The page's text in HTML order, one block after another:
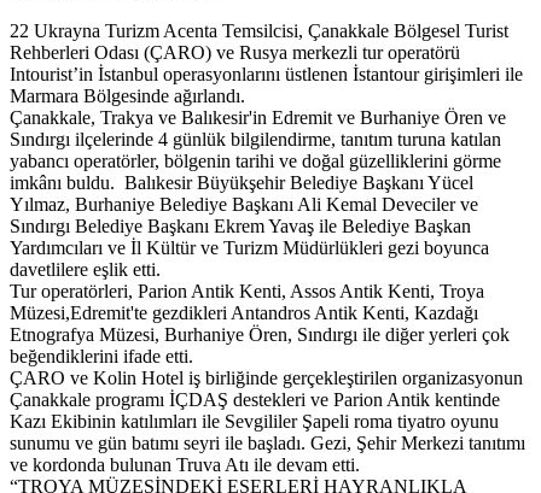
22 Ukrayna Turizm Acenta Temsilcisi, Çanakkale Bölgesel Turist
Rehberleri Odası (ÇARO) ve Rusya merkezli tur operatörü
Intourist’in İstanbul operasyonlarını üstlenen İstantour girişimleri ile
Marmara Bölgesinde ağırlandı.
Çanakkale, Trakya ve Balıkesir'in Edremit ve Burhaniye Ören ve
Sındırgı ilçelerinde 4 günlük bilgilendirme, tanıtım turuna katılan
yabancı operatörler, bölgenin tarihi ve doğal güzelliklerini görme
imkânı buldu. Balıkesir Büyükşehir Belediye Başkanı Yücel
Yılmaz, Burhaniye Belediye Başkanı Ali Kemal Deveciler ve
Sındırgı Belediye Başkanı Ekrem Yavaş ile Belediye Başkan
Yardımcıları ve İl Kültür ve Turizm Müdürlükleri gezi boyunca
davetlilere eşlik etti.
Tur operatörleri, Parion Antik Kenti, Assos Antik Kenti, Troya
Müzesi,Edremit'te gezdikleri Antandros Antik Kenti, Kazdağı
Etnografya Müzesi, Burhaniye Ören, Sındırgı ile diğer yerleri çok
beğendiklerini ifade etti.
ÇARO ve Kolin Hotel iş birliğinde gerçekleştirilen organizasyonun
Çanakkale programı İÇDAŞ destekleri ve Parion Antik kentinde
Kazı Ekibinin katılımları ile Sevgililer Şapeli roma tiyatro oyunu
sunumu ve gün batımı seyri ile başladı. Gezi, Şehir Merkezi tanıtımı
ve kordonda bulunan Truva Atı ile devam etti.
“TROYA MÜZESİNDEKİ ESERLERİ HAYRANLIKLA